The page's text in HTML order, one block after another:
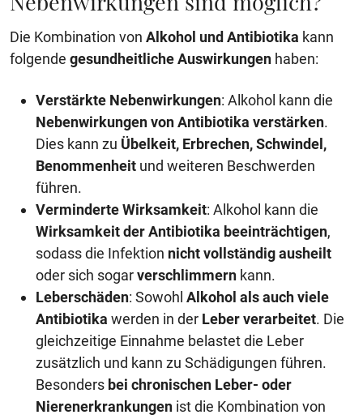
Die Kombination von Alkohol und Antibiotika kann
folgende gesundheitliche Auswirkungen haben:
Verstärkte Nebenwirkungen: Alkohol kann die
Nebenwirkungen von Antibiotika verstärken.
Dies kann zu Übelkeit, Erbrechen, Schwindel,
Benommenheit und weiteren Beschwerden
führen.
Verminderte Wirksamkeit: Alkohol kann die
Wirksamkeit der Antibiotika beeinträchtigen,
sodass die Infektion nicht vollständig ausheilt
oder sich sogarverschlimmern kann.
Leberschäden: Sowohl Alkohol als auch viele
Antibiotika werden in der Leberverarbeitet. Die
gleichzeitige Einnahme belastet die Leber
zusätzlich und kann zu Schädigungen führen.
Besonders bei chronischen Leber- oder
Nierenerkrankungen ist die Kombination von